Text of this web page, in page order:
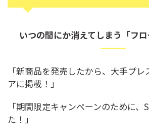
いつの間にか消えてしまう「フ
「新商品を発売したから、大手プレ
アに掲載！」
「期間限定キャンペーンのために、
た！」